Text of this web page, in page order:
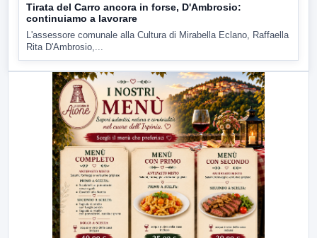
Tirata del Carro ancora in forse, D'Ambrosio:
continuiamo a lavorare
L'assessore comunale alla Cultura di Mirabella Eclano, Raffaella
Rita D'Ambrosio,...